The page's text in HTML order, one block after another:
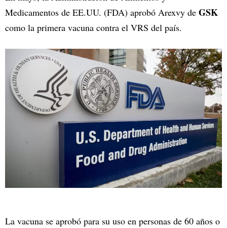
Medicamentos de EE.UU. (FDA) aprobó Arexvy de GSK
como la primera vacuna contra el VRS del país.
La vacuna se aprobó para su uso en personas de 60 años o